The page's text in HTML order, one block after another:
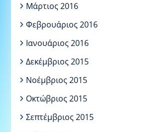
Μάρτιος 2016
Φεβρουάριος 2016
Ιανουάριος 2016
Δεκέμβριος 2015
Νοέμβριος 2015
Οκτώβριος 2015
Σεπτέμβριος 2015